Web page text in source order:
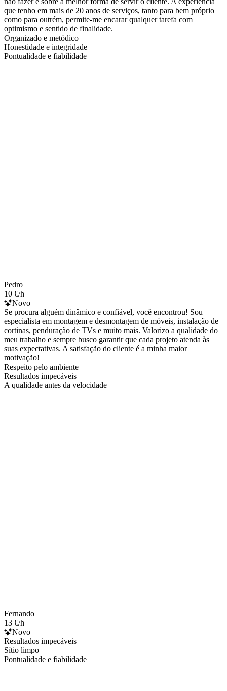
que tenho em mais de 20 anos de serviços, tanto para bem próprio
como para outrém, permite-me encarar qualquer tarefa com
optimismo e sentido de finalidade.
Organizado e metódico
Honestidade e integridade
Pontualidade e fiabilidade
Pedro
10 €/h
Novo
Se procura alguém dinâmico e confiável, você encontrou! Sou
especialista em montagem e desmontagem de móveis, instalação de
cortinas, penduração de TVs e muito mais. Valorizo a qualidade do
meu trabalho e sempre busco garantir que cada projeto atenda às
suas expectativas. A satisfação do cliente é a minha maior
motivação!
Respeito pelo ambiente
Resultados impecáveis
A qualidade antes da velocidade
Fernando
13 €/h
Novo
Resultados impecáveis
Sítio limpo
Pontualidade e fiabilidade